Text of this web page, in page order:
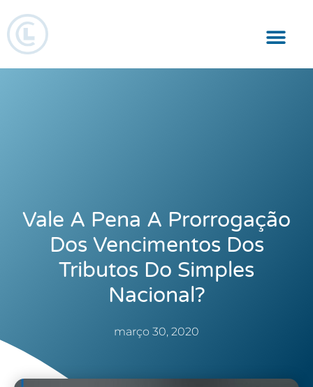
Vale A Pena A Prorrogação
Dos Vencimentos Dos
Tributos Do Simples
Nacional?
março 30, 2020